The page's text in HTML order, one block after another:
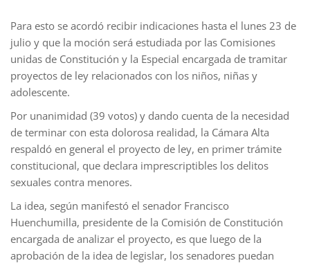
Para esto se acordó recibir indicaciones hasta el lunes 23 de
julio y que la moción será estudiada por las Comisiones
unidas de Constitución y la Especial encargada de tramitar
proyectos de ley relacionados con los niños, niñas y
adolescente.
Por unanimidad (39 votos) y dando cuenta de la necesidad
de terminar con esta dolorosa realidad, la Cámara Alta
respaldó en general el proyecto de ley, en primer trámite
constitucional, que declara imprescriptibles los delitos
sexuales contra menores.
La idea, según manifestó el senador Francisco
Huenchumilla, presidente de la Comisión de Constitución
encargada de analizar el proyecto, es que luego de la
aprobación de la idea de legislar, los senadores puedan